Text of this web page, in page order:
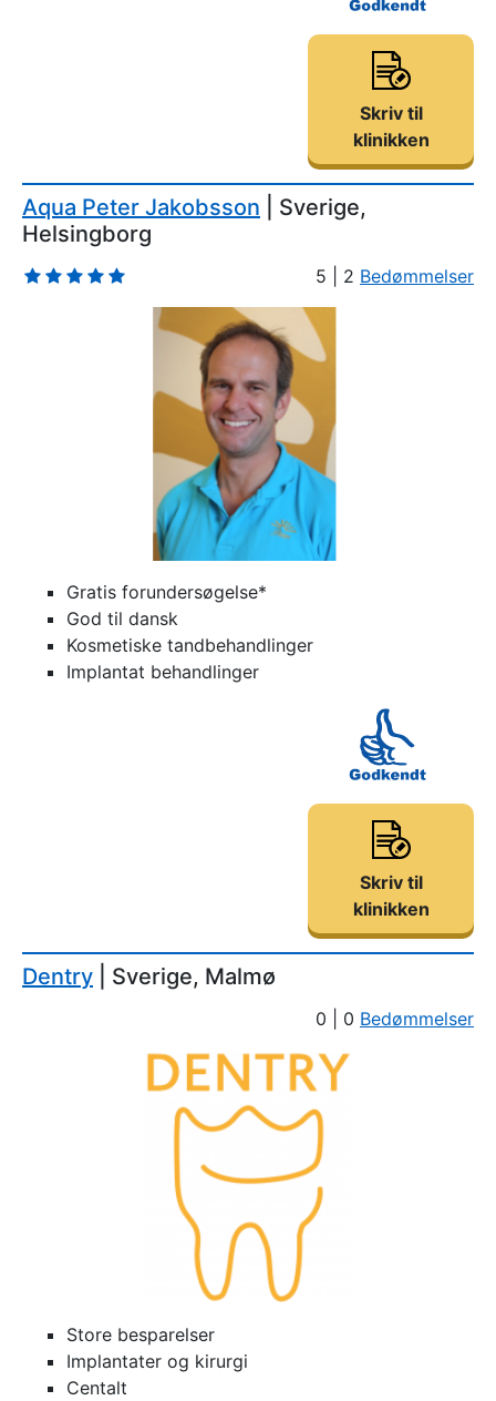
Skriv til
klinikken
Aqua Peter Jakobsson | Sverige,
Helsingborg
5 | 2 Bedømmelser
Gratis forundersøgelse*
God til dansk
Kosmetiske tandbehandlinger
Implantat behandlinger
Skriv til
klinikken
Dentry | Sverige, Malmø
0 | 0 Bedømmelser
Store besparelser
Implantater og kirurgi
Centalt